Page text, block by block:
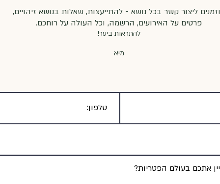
ליצור קשר בכל נושא - להתייעצות, שאלות בנושא זיהויים,
פרטים על האירועים, הרשמה, וכל העולה על רוחכם.
להתראות ביער!
מיא